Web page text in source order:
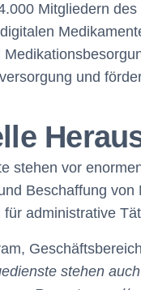
Mitgliedern
und
stehen vor
Beschaffung
für administrative
stehen